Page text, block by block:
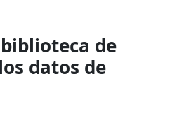
de
datos de